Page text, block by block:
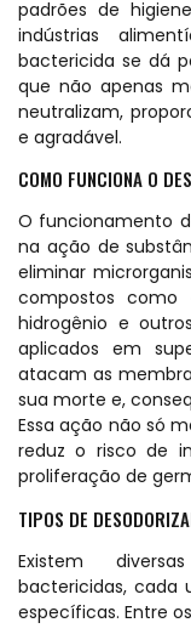
padrões de
indústrias
bactericida se dá
que não apenas
neutralizam,
e agradável.
COMO FUNCIONA O
O funcionamento
na ação de
eliminar
compostos como
hidrogênio e
aplicados em
atacam as
sua morte e,
Essa ação não só
reduz o risco de
proliferação de
TIPOS DE
Existem
bactericidas, cada
específicas. Entre